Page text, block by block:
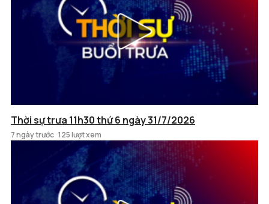
Thời sự trưa 11h30 thứ 6 ngày 31/7/2026
7 ngày trước 125 lượt xem